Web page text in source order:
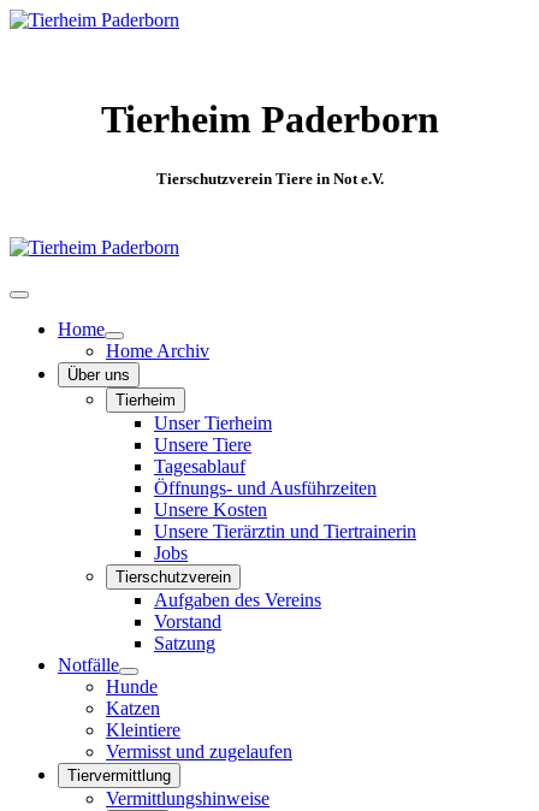
Tierheim Paderborn
Tierschutzverein Tiere in Not e.V.
Home
Home Archiv
Über uns
Tierheim
Unser Tierheim
Unsere Tiere
Tagesablauf
Öffnungs- und Ausführzeiten
Unsere Kosten
Unsere Tierärztin und Tiertrainerin
Jobs
Tierschutzverein
Aufgaben des Vereins
Vorstand
Satzung
Notfälle
Hunde
Katzen
Kleintiere
Vermisst und zugelaufen
Tiervermittlung
Vermittlungshinweise